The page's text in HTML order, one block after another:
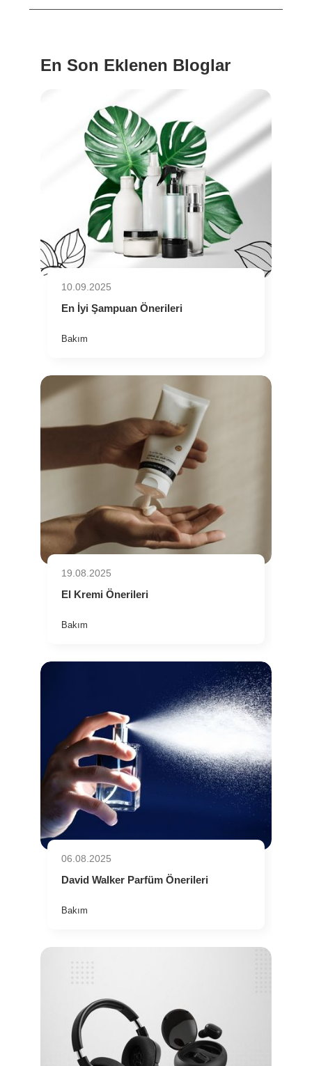
En Son Eklenen Bloglar
10.09.2025
En İyi Şampuan Önerileri
Bakım
19.08.2025
El Kremi Önerileri
Bakım
06.08.2025
David Walker Parfüm Önerileri
Bakım